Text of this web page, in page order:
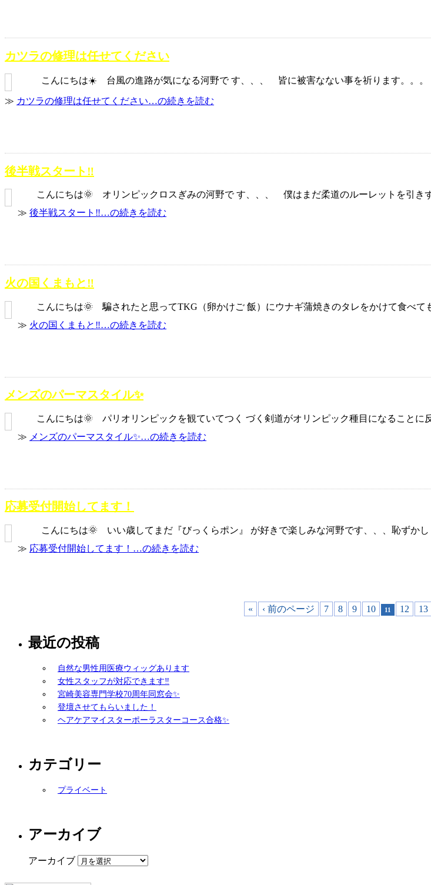
カツラの修理は任せてください
こんにちは☀️ 台風の進路が気になる河野で す、、、 皆に被害なない事を祈ります。。
≫ カツラの修理は任せてください…の続きを読む
後半戦スタート‼️
こんにちは🌞 オリンピックロスぎみの河野で す、、、 僕はまだ柔道のルーレットを引き
≫ 後半戦スタート‼️…の続きを読む
火の国くまもと‼️
こんにちは🌞 騙されたと思ってTKG（卵かけご 飯）にウナギ蒲焼きのタレをかけて食べて
≫ 火の国くまもと‼️…の続きを読む
メンズのパーマスタイル✨
こんにちは🌞 パリオリンピックを観ていてつく づく剣道がオリンピック種目になることに
≫ メンズのパーマスタイル✨…の続きを読む
応募受付開始してます！
こんにちは🌞 いい歳してまだ『びっくらポン』 が好きで楽しみな河野です、、、恥ずかし
≫ 応募受付開始してます！…の続きを読む
« ‹ 前のページ 7 8 9 10 11 12 13
最近の投稿
自然な男性用医療ウィッグあります
女性スタッフが対応できます‼️
宮崎美容専門学校70周年同窓会✨
登壇させてもらいました！
ヘアケアマイスターポーラスターコース合格✨
カテゴリー
プライベート
アーカイブ
アーカイブ